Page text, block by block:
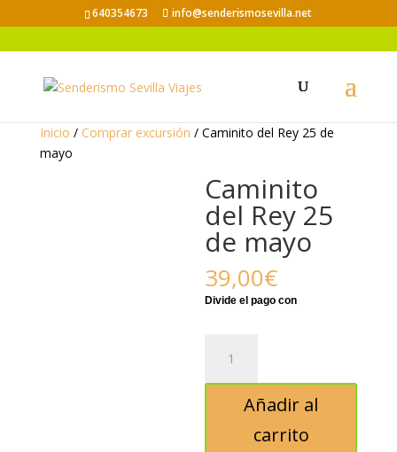
640354673 info@senderismosevilla.net
Inicio / Comprar excursión / Caminito del Rey 25 de
mayo
Caminito
del Rey 25
de mayo
39,00€
Rey
Añadir al
carrito